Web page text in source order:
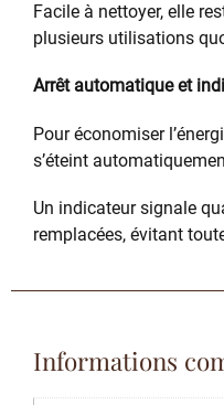
Facile à nettoyer, elle
plusieurs utilisations
Arrêt automatique et
Pour économiser
s’éteint
Un indicateur signale
remplacées, évitant
Informations